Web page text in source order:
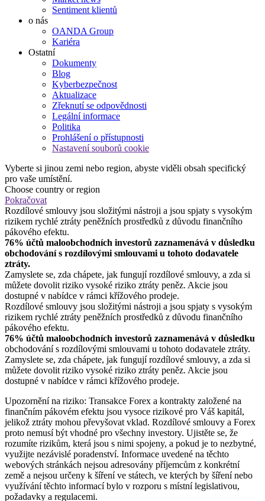
Sentiment klientů
o nás
OANDA Group
Kariéra
Ostatní
Dokumenty
Blog
Kyberbezpečnost
Aktualizace
Zřeknutí se odpovědnosti
Legální informace
Politika
Prohlášení o přístupnosti
Nastavení souborů cookie
Vyberte si jinou zemi nebo region, abyste viděli obsah specifický
pro vaše umístění.
Choose country or region
Pokračovat
Rozdílové smlouvy jsou složitými nástroji a jsou spjaty s vysokým
rizikem rychlé ztráty peněžních prostředků z důvodu finančního
pákového efektu.
76% účtů maloobchodních investorů zaznamenává v důsledku
obchodování s rozdílovými smlouvami u tohoto dodavatele
ztráty.
Zamyslete se, zda chápete, jak fungují rozdílové smlouvy, a zda si
můžete dovolit riziko vysoké riziko ztráty peněz. Akcie jsou
dostupné v nabídce v rámci křížového prodeje.
Rozdílové smlouvy jsou složitými nástroji a jsou spjaty s vysokým
rizikem rychlé ztráty peněžních prostředků z důvodu finančního
pákového efektu.
76% účtů maloobchodních investorů zaznamenává v důsledku
obchodování s rozdílovými smlouvami u tohoto dodavatele ztráty.
Zamyslete se, zda chápete, jak fungují rozdílové smlouvy, a zda si
můžete dovolit riziko vysoké riziko ztráty peněz. Akcie jsou
dostupné v nabídce v rámci křížového prodeje.
Upozornění na riziko: Transakce Forex a kontrakty založené na
finančním pákovém efektu jsou vysoce rizikové pro Váš kapitál,
jelikož ztráty mohou převyšovat vklad. Rozdílové smlouvy a Forex
proto nemusí být vhodné pro všechny investory. Ujistěte se, že
rozumíte rizikům, která jsou s nimi spojeny, a pokud je to nezbytné,
využijte nezávislé poradenství. Informace uvedené na těchto
webových stránkách nejsou adresovány příjemcům z konkrétní
země a nejsou určeny k šíření ve státech, ve kterých by šíření nebo
využívání těchto informací bylo v rozporu s místní legislativou,
požadavky a regulacemi.